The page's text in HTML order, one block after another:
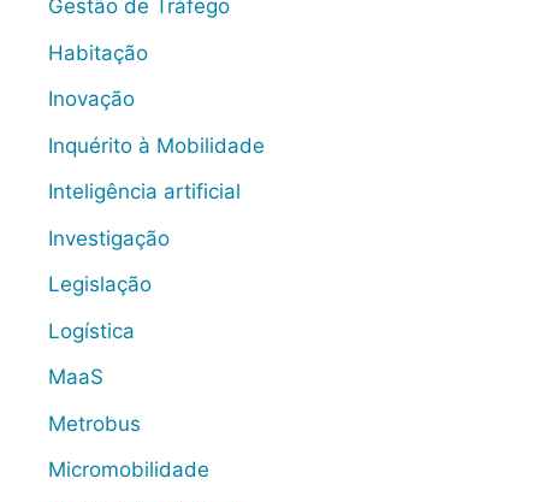
Gestão de Tráfego
Habitação
Inovação
Inquérito à Mobilidade
Inteligência artificial
Investigação
Legislação
Logística
MaaS
Metrobus
Micromobilidade